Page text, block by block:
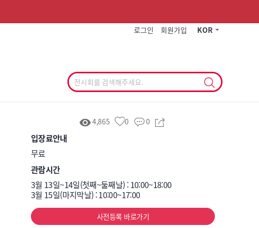
로그인 회원가입 KOR
4,865 0 0
입장료안내
무료
관람시간
3월 13일~14일(첫째~둘째날) : 10:00~18:00
3월 15일(마지막날) : 10:00~17:00
사전등록 바로가기